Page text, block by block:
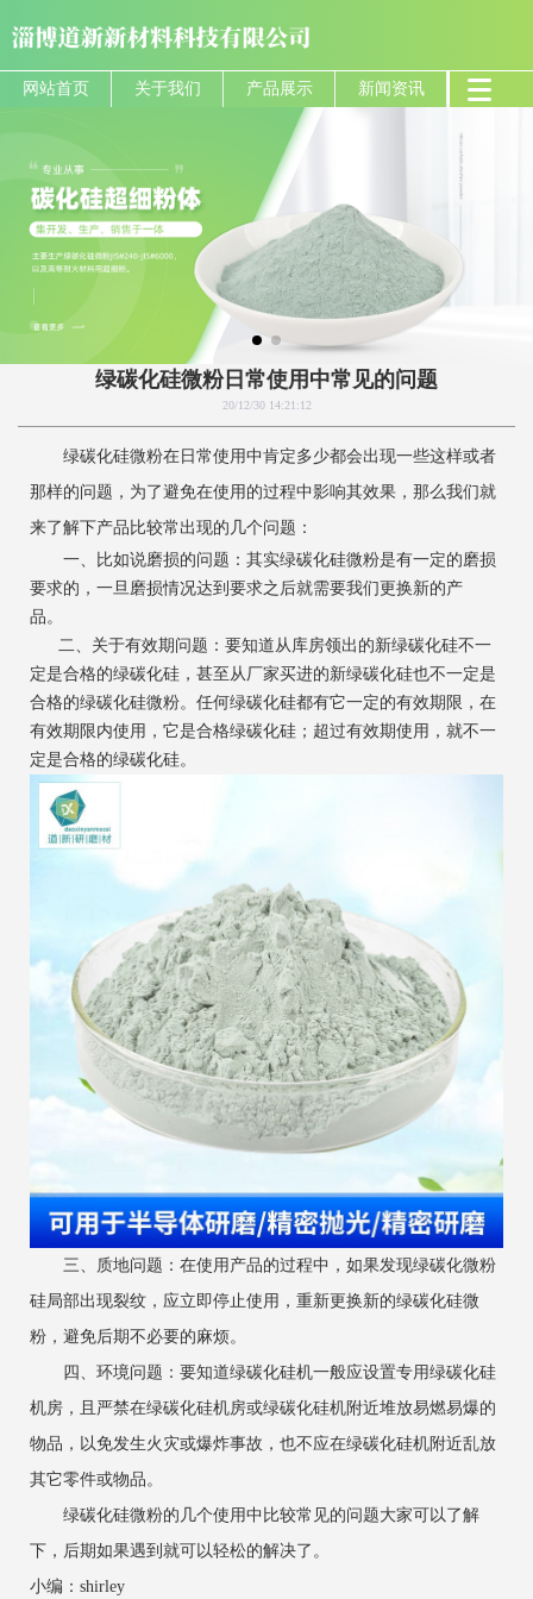
网站首页 关于我们 产品展示 新闻资讯
绿碳化硅微粉日常使用中常见的问题
20/12/30 14:21:12
绿碳化硅微粉在日常使用中肯定多少都会出现一些这样或者
那样的问题，为了避免在使用的过程中影响其效果，那么我们就
来了解下产品比较常出现的几个问题：
一、比如说磨损的问题：其实绿碳化硅微粉是有一定的磨损
要求的，一旦磨损情况达到要求之后就需要我们更换新的产
品。
二、关于有效期问题：要知道从库房领出的新绿碳化硅不一
定是合格的绿碳化硅，甚至从厂家买进的新绿碳化硅也不一定是
合格的绿碳化硅微粉。任何绿碳化硅都有它一定的有效期限，在
有效期限内使用，它是合格绿碳化硅；超过有效期使用，就不一
定是合格的绿碳化硅。
三、质地问题：在使用产品的过程中，如果发现绿碳化微粉
硅局部出现裂纹，应立即停止使用，重新更换新的绿碳化硅微
粉，避免后期不必要的麻烦。
四、环境问题：要知道绿碳化硅机一般应设置专用绿碳化硅
机房，且严禁在绿碳化硅机房或绿碳化硅机附近堆放易燃易爆的
物品，以免发生火灾或爆炸事故，也不应在绿碳化硅机附近乱放
其它零件或物品。
绿碳化硅微粉的几个使用中比较常见的问题大家可以了解
下，后期如果遇到就可以轻松的解决了。
小编：shirley